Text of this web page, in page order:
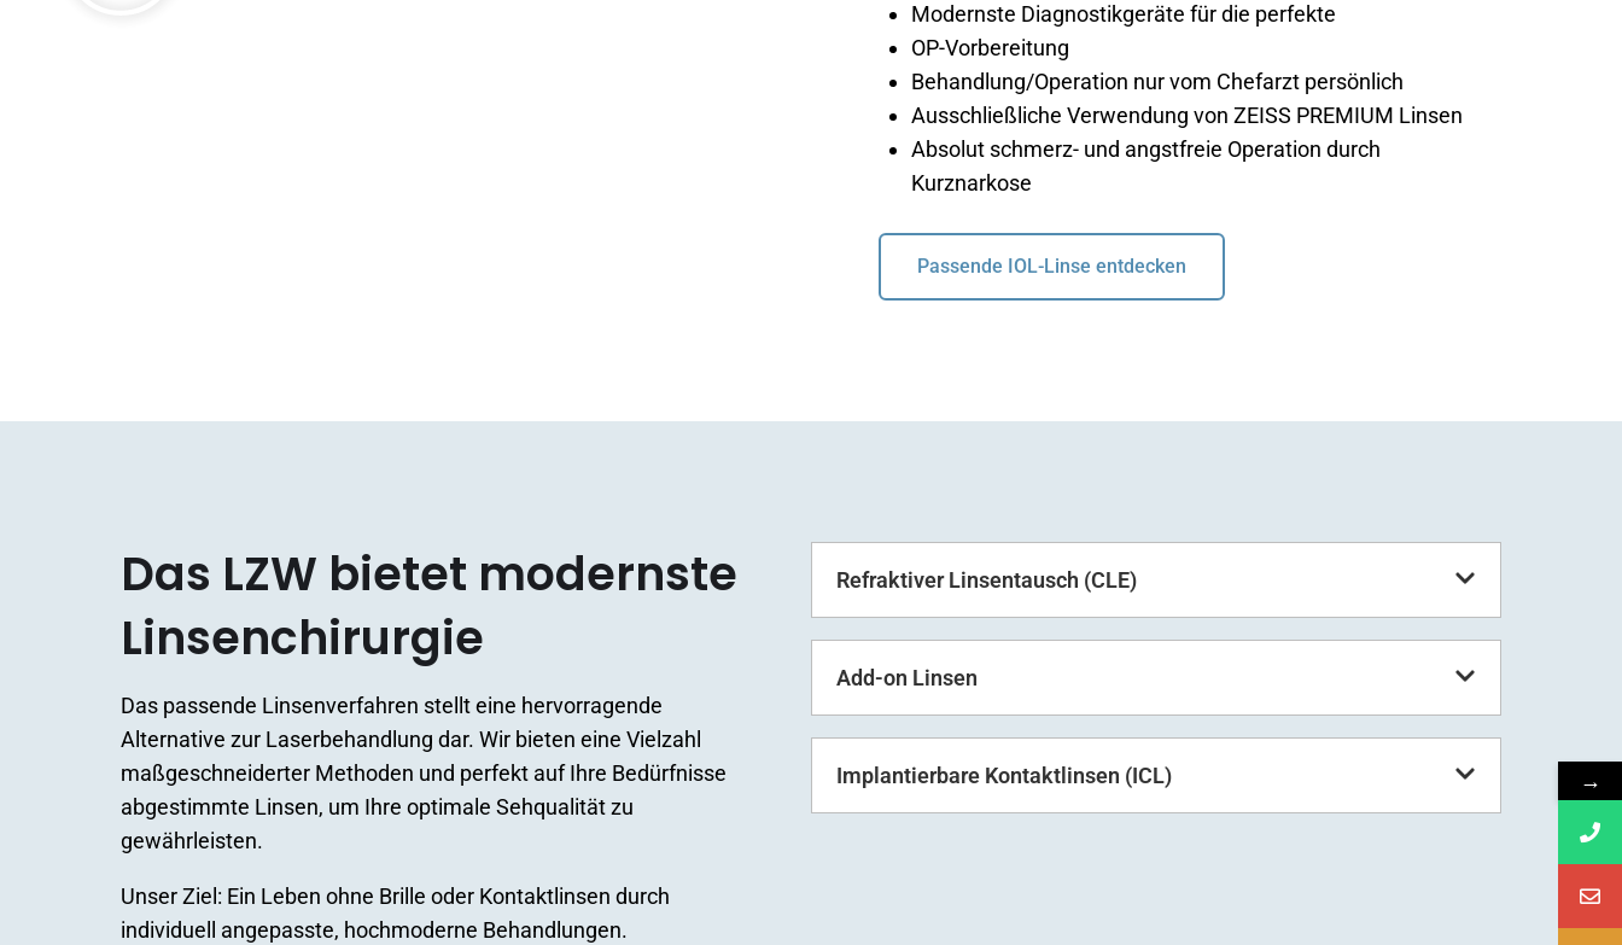
Modernste Diagnostikgeräte für die perfekte
OP-Vorbereitung
Behandlung/Operation nur vom Chefarzt persönlich
Ausschließliche Verwendung von ZEISS PREMIUM Linsen
Absolut schmerz- und angstfreie Operation durch
Kurznarkose
Passende IOL-Linse entdecken
Das LZW bietet modernste
Linsenchirurgie
Das passende Linsenverfahren stellt eine hervorragende
Alternative zur Laserbehandlung dar. Wir bieten eine Vielzahl
maßgeschneiderter Methoden und perfekt auf Ihre Bedürfnisse
abgestimmte Linsen, um Ihre optimale Sehqualität zu
gewährleisten.
Unser Ziel: Ein Leben ohne Brille oder Kontaktlinsen durch
individuell angepasste, hochmoderne Behandlungen.
Refraktiver Linsentausch (CLE)
Add-on Linsen
Implantierbare Kontaktlinsen (ICL) →